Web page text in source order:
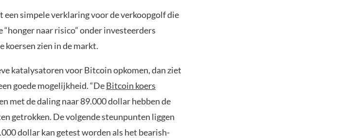
een simpele verklaring voor de verkoopgolf die
naar risico” onder investeerders
koersen zien in de markt.
katalysatoren voor Bitcoin opkomen, dan ziet
goede mogelijkheid. “DeBitcoin koers
met de daling naar 89.000 dollar hebben de
getrokken. De volgende steunpunten liggen
dollar kan getest worden als het bearish-